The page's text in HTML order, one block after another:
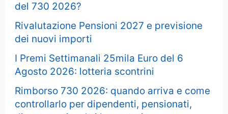
del 730 2026?
Rivalutazione Pensioni 2027 e previsione
dei nuovi importi
I Premi Settimanali 25mila Euro del 6
Agosto 2026: lotteria scontrini
Rimborso 730 2026: quando arriva e come
controllarlo per dipendenti, pensionati,